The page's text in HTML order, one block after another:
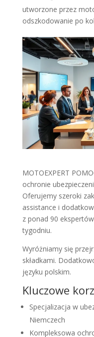
utworzone przez
odszkodowanie po
MOTOEXPERT
ochronie
Oferujemy szeroki
assistance i
z ponad 90
tygodniu.
Wyróżniamy się
składkami.
języku polskim.
Kluczowe
Specjalizacja w
Niemczech
Kompleksowa